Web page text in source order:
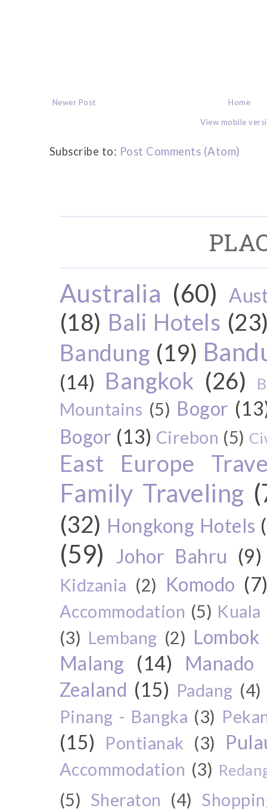
Newer Post Home
View mobile
Subscribe to: Post Comments (Atom)
Australia (60)
(18) Bali Hotels
Bandung (19)
(14) Bangkok (26)
Mountains (5) Bogor
Bogor (13) Cirebon (5)
East Europe
Family Traveling
(32) Hongkong Hotels
(59) Johor Bahru (9)
Kidzania (2) Komodo
Accommodation (5)
(3) Lembang (2) Lombok
Malang
(14) Manado
Zealand (15) Padang (4)
Pinang - Bangka (3)
(15) Pontianak (3)
Accommodation (3)
(5) Sheraton (4)